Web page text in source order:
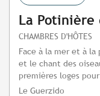
La Potinière
CHAMBRES D'HÔTES
Face à la mer et à
et le chant des
premières loges
Le Guerzido